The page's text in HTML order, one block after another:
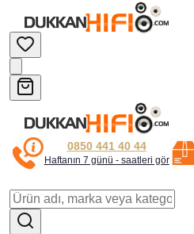
0850 441 40 44
Haftanın 7 günü - saatleri gör